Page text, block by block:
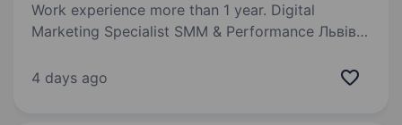
Work experience more than 1 year. Digital
Marketing Specialist SMM & Performance Львів |
Шукаємо маркетолога, який любить не лише
4 days ago